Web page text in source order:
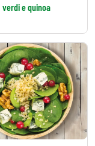
verdi e quinoa